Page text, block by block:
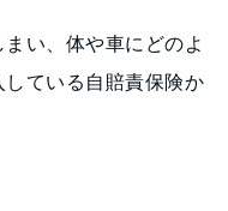
い、体や車にどのよ
ている自賠責保険か